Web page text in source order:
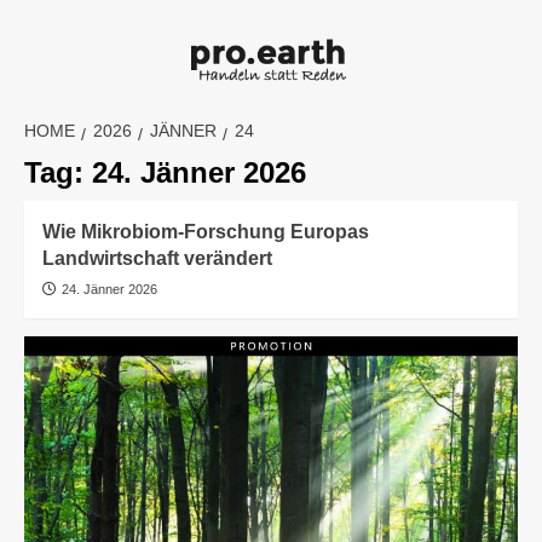
HOME 2026 JÄNNER 24
Tag: 24. Jänner 2026
Wie Mikrobiom-Forschung Europas
Landwirtschaft verändert
24. Jänner 2026